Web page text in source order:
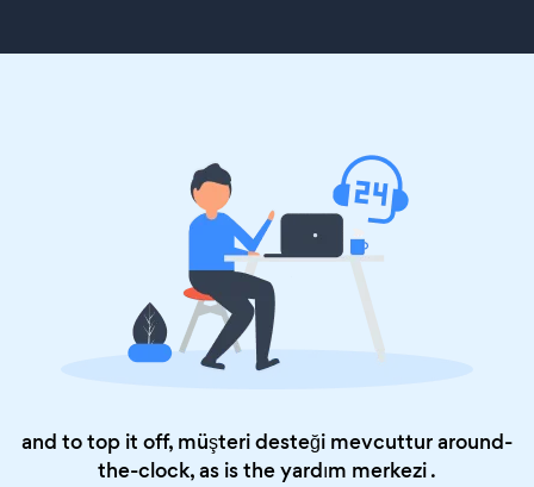
and to top it off, müşteri desteği mevcuttur around-
the-clock, as is theyardım merkezi.